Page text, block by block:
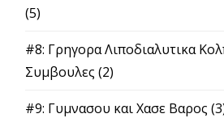
(5)
#8: Γρηγορα Λιποδιαλυτικα
Συμβουλες (2)
#9: Γυμνασου και Χασε Βαρος